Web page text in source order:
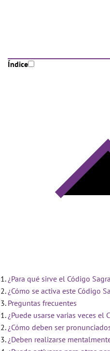
Índice
¿Para qué sirve el Código
¿Cómo se activa este Código
Preguntas frecuentes
¿Puede usarse varias veces el
¿Cómo deben ser
¿Deben realizarse